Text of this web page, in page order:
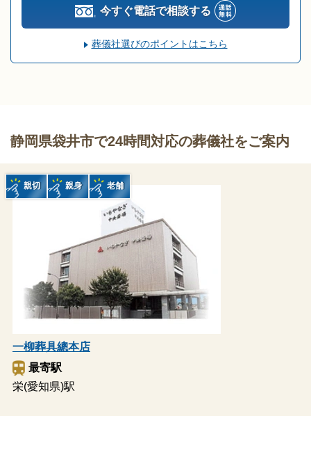
今すぐ電話で相談する
葬儀社選びのポイントはこちら
静岡県袋井市で24時間対応の葬儀社をご案内
一柳葬具總本店
最寄駅
栄(愛知県)駅
親切 親身 老舗